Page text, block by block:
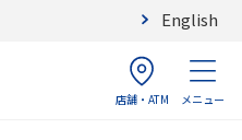
English
店舗・ATM メニュー